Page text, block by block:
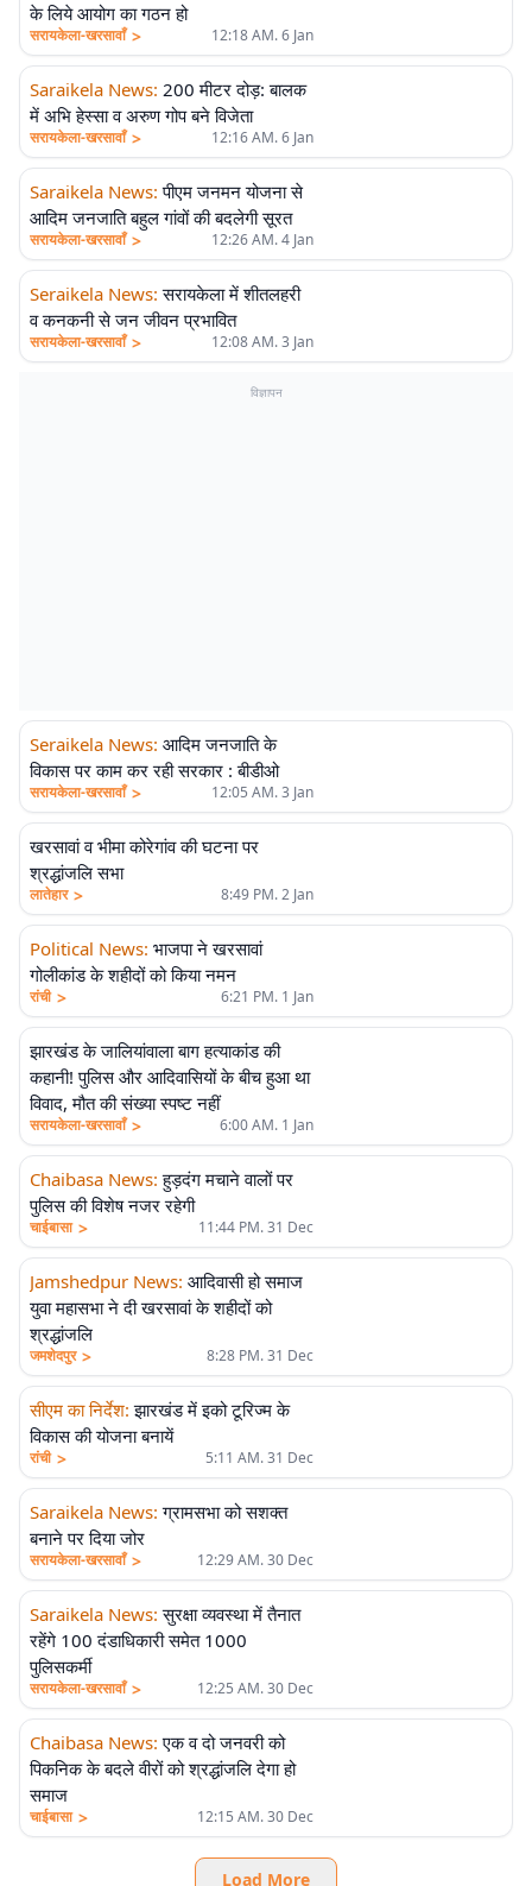
के लिये आयोग का गठन हो
सरायकेला-खरसावाँ > 12:18 AM. 6 Jan
Saraikela News: 200 मीटर दोड़: बालक
में अभि हेस्सा व अरुण गोप बने विजेता
सरायकेला-खरसावाँ > 12:16 AM. 6 Jan
Saraikela News: पीएम जनमन योजना से
आदिम जनजाति बहुल गांवों की बदलेगी सूरत
सरायकेला-खरसावाँ > 12:26 AM. 4 Jan
Seraikela News: सरायकेला में शीतलहरी
व कनकनी से जन जीवन प्रभावित
सरायकेला-खरसावाँ > 12:08 AM. 3 Jan
विज्ञापन
Seraikela News: आदिम जनजाति के
विकास पर काम कर रही सरकार : बीडीओ
सरायकेला-खरसावाँ > 12:05 AM. 3 Jan
खरसावां व भीमा कोरेगांव की घटना पर
श्रद्धांजलि सभा
लातेहार > 8:49 PM. 2 Jan
Political News: भाजपा ने खरसावां
गोलीकांड के शहीदों को किया नमन
रांची > 6:21 PM. 1 Jan
झारखंड के जालियांवाला बाग हत्याकांड की
कहानी! पुलिस और आदिवासियों के बीच हुआ था
विवाद, मौत की संख्या स्पष्ट नहीं
सरायकेला-खरसावाँ > 6:00 AM. 1 Jan
Chaibasa News: हुड़दंग मचाने वालों पर
पुलिस की विशेष नजर रहेगी
चाईबासा > 11:44 PM. 31 Dec
Jamshedpur News: आदिवासी हो समाज
युवा महासभा ने दी खरसावां के शहीदों को
श्रद्धांजलि
जमशेदपुर > 8:28 PM. 31 Dec
सीएम का निर्देश: झारखंड में इको टूरिज्म के
विकास की योजना बनायें
रांची > 5:11 AM. 31 Dec
Saraikela News: ग्रामसभा को सशक्त
बनाने पर दिया जोर
सरायकेला-खरसावाँ > 12:29 AM. 30 Dec
Saraikela News: सुरक्षा व्यवस्था में तैनात
रहेंगे 100 दंडाधिकारी समेत 1000
पुलिसकर्मी
सरायकेला-खरसावाँ > 12:25 AM. 30 Dec
Chaibasa News: एक व दो जनवरी को
पिकनिक के बदले वीरों को श्रद्धांजलि देगा हो
समाज
चाईबासा > 12:15 AM. 30 Dec
Load More